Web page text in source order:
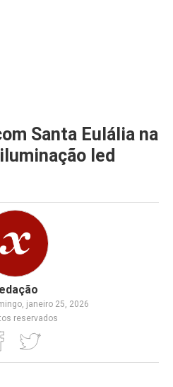
Santa Eulália na
led
janeiro 25, 2026
reservados